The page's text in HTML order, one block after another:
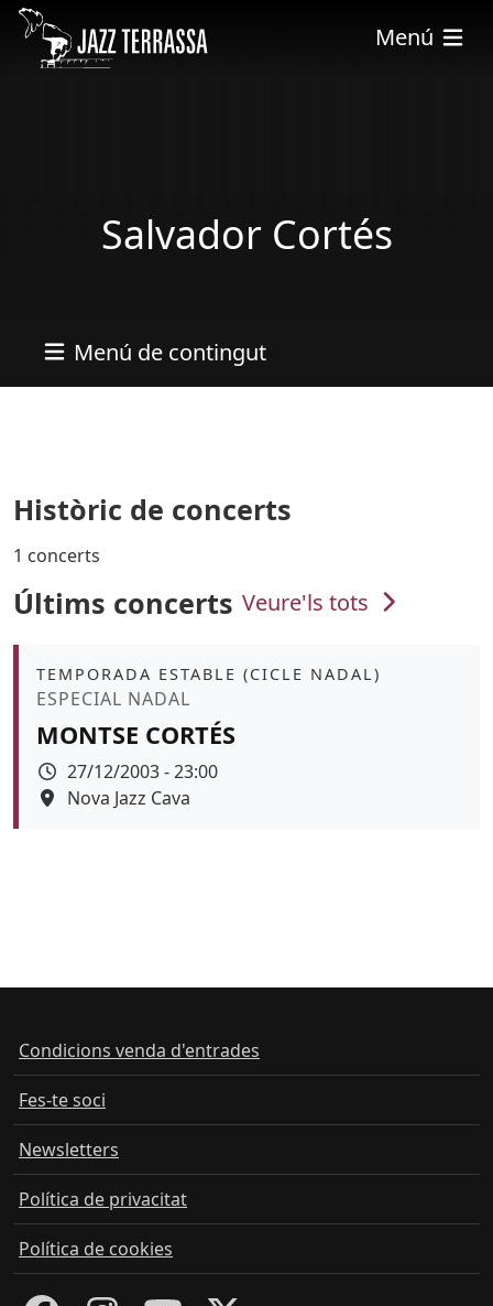
Vés al contingut
Menú
Salvador Cortés
Menú de contingut
Històric de concerts
1 concerts
Últims concerts Veure'ls tots
Àmbit
TEMPORADA ESTABLE (CICLE NADAL)
Promoció
ESPECIAL NADAL
MONTSE CORTÉS
Data
27/12/2003 - 23:00
Espai
Nova Jazz Cava
Condicions venda d'entrades
Fes-te soci
Newsletters
Política de privacitat
Política de cookies